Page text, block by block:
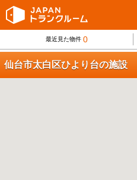
最近見た物件 0
仙台市太白区ひより台の施設